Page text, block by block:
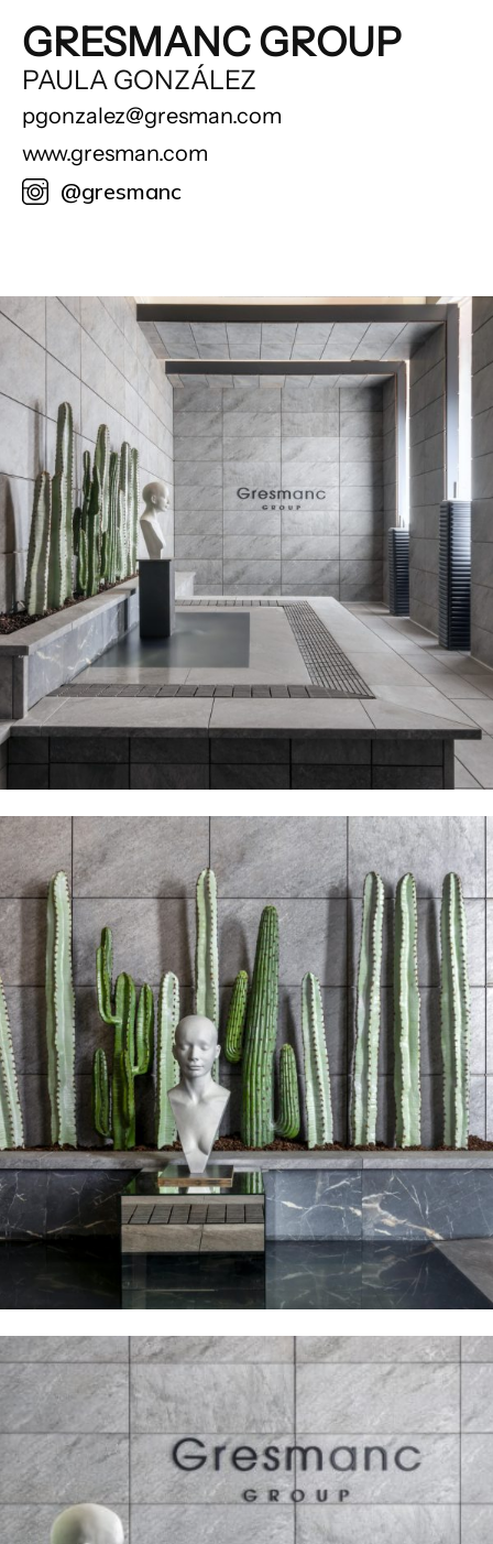
GRESMANC GROUP
PAULA GONZÁLEZ
pgonzalez@gresman.com
www.gresman.com
@gresmanc